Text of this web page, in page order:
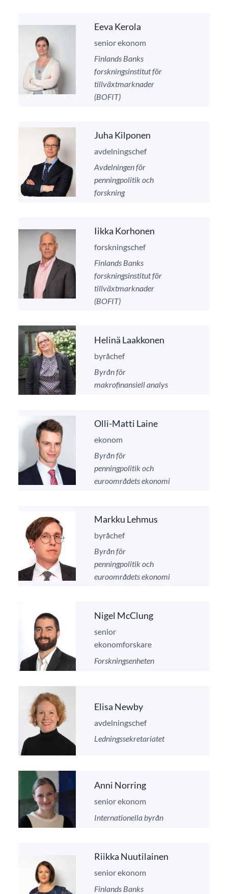
Eeva Kerola
senior ekonom
Finlands Banks
forskningsinstitut för
tillväxtmarknader
(BOFIT)
Juha Kilponen
avdelningschef
Avdelningen för
penningpolitik och
forskning
Iikka Korhonen
forskningschef
Finlands Banks
forskningsinstitut för
tillväxtmarknader
(BOFIT)
Helinä Laakkonen
byråchef
Byrån för
makrofinansiell analys
Olli-Matti Laine
ekonom
Byrån för
penningpolitik och
euroområdets ekonomi
Markku Lehmus
byråchef
Byrån för
penningpolitik och
euroområdets ekonomi
Nigel McClung
senior
ekonomforskare
Forskningsenheten
Elisa Newby
avdelningschef
Ledningssekretariatet
Anni Norring
senior ekonom
Internationella byrån
Riikka Nuutilainen
senior ekonom
Finlands Banks